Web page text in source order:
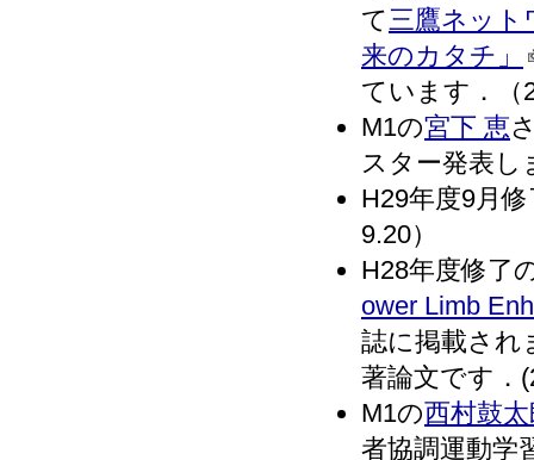
て三鷹ネット
来のカタチ」
ています．（
M1の宮下 恵
スター発表し
H29年度9月
9.20）
H28年度修了
ower Limb
誌に掲載され
著論文です．
M1の西村鼓
者協調運動学